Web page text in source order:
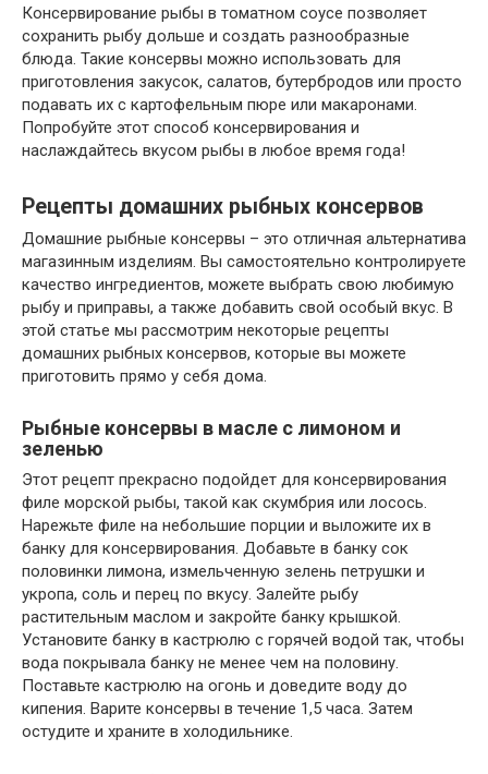
Консервирование рыбы в томатном соусе позволяет
сохранить рыбу дольше и создать разнообразные
блюда. Такие консервы можно использовать для
приготовления закусок, салатов, бутербродов или просто
подавать их с картофельным пюре или макаронами.
Попробуйте этот способ консервирования и
наслаждайтесь вкусом рыбы в любое время года!
Рецепты домашних рыбных консервов
Домашние рыбные консервы – это отличная альтернатива
магазинным изделиям. Вы самостоятельно контролируете
качество ингредиентов, можете выбрать свою любимую
рыбу и приправы, а также добавить свой особый вкус. В
этой статье мы рассмотрим некоторые рецепты
домашних рыбных консервов, которые вы можете
приготовить прямо у себя дома.
Рыбные консервы в масле с лимоном и
зеленью
Этот рецепт прекрасно подойдет для консервирования
филе морской рыбы, такой как скумбрия или лосось.
Нарежьте филе на небольшие порции и выложите их в
банку для консервирования. Добавьте в банку сок
половинки лимона, измельченную зелень петрушки и
укропа, соль и перец по вкусу. Залейте рыбу
растительным маслом и закройте банку крышкой.
Установите банку в кастрюлю с горячей водой так, чтобы
вода покрывала банку не менее чем на половину.
Поставьте кастрюлю на огонь и доведите воду до
кипения. Варите консервы в течение 1,5 часа. Затем
остудите и храните в холодильнике.